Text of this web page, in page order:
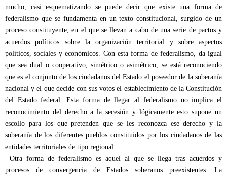
mucho, casi esquematizando se puede decir que existe una forma de
federalismo que se fundamenta en un texto constitucional, surgido de un
proceso constituyente, en el que se llevan a cabo de una serie de pactos y
acuerdos políticos sobre la organización territorial y sobre aspectos
políticos, sociales y económicos. Con esta forma de federalismo, da igual
que sea dual o cooperativo, simétrico o asimétrico, se está reconociendo
que es el conjunto de los ciudadanos del Estado el poseedor de la soberanía
nacional y el que decide con sus votos el establecimiento de la Constitución
del Estado federal. Esta forma de llegar al federalismo no implica el
reconocimiento del derecho a la secesión y lógicamente esto supone un
escollo para los que pretenden que se les reconozca ese derecho y la
soberanía de los diferentes pueblos constituidos por los ciudadanos de las
entidades territoriales de tipo regional.
Otra forma de federalismo es aquel al que se llega tras acuerdos y
procesos de convergencia de Estados soberanos preexistentes. La